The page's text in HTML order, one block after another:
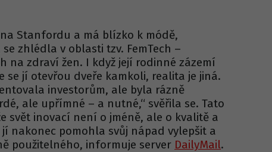
Stanfordu a má blízko k módě,
zhlédla v oblasti tzv. FemTech –
na zdraví žen. I když její rodinné zázemí
se jí otevřou dveře kamkoli, realita je jiná.
investorům, ale byla rázně
ale upřímné – a nutné,“ svěřila se. Tato
svět inovací není o jméně, ale o kvalitě a
nakonec pomohla svůj nápad vylepšit a
použitelného, informuje server DailyMail.